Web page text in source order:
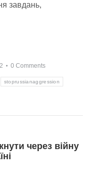
завдань,
0 Comments
stoprussianaggression
через війну